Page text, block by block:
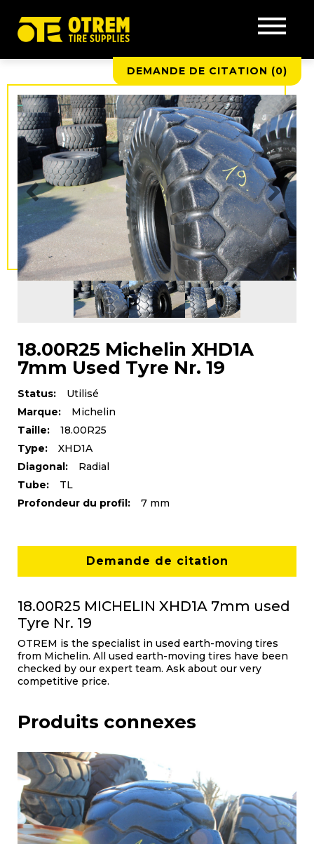
DEMANDE DE CITATION (0)
18.00R25 Michelin XHD1A
7mm Used Tyre Nr. 19
Status:
Utilisé
Marque:
Michelin
Taille:
18.00R25
Type:
XHD1A
Diagonal:
Radial
Tube:
TL
Profondeur du profil:
7 mm
Demande de citation
18.00R25 MICHELIN XHD1A 7mm used
Tyre Nr. 19
OTREM is the specialist in used earth-moving tires
from Michelin. All used earth-moving tires have been
checked by our expert team. Ask about our very
competitive price.
Produits connexes